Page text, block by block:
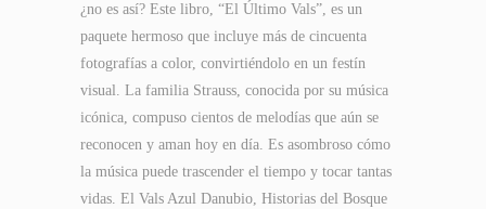
¿no es así? Este libro, “El Último Vals”, es un
paquete hermoso que incluye más de cincuenta
fotografías a color, convirtiéndolo en un festín
visual. La familia Strauss, conocida por su música
icónica, compuso cientos de melodías que aún se
reconocen y aman hoy en día. Es asombroso cómo
la música puede trascender el tiempo y tocar tantas
vidas. El Vals Azul Danubio, Historias del Bosque